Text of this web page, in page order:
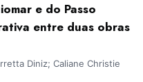
e do Passo
entre duas obras
Diniz; Caliane Christie